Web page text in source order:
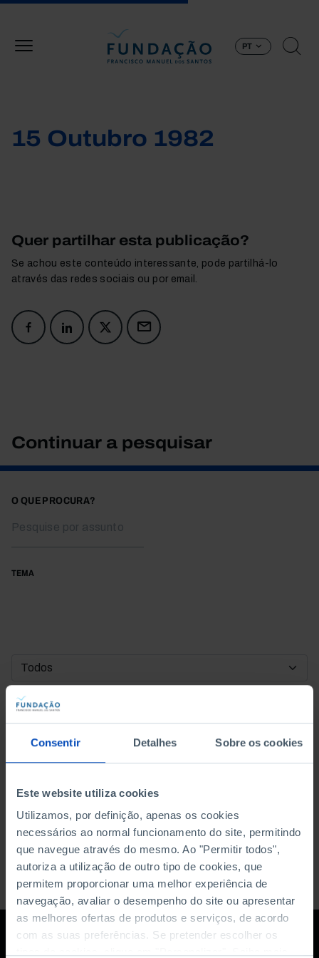
Consentir Detalhes Sobre os cookies
Este website utiliza cookies
Utilizamos, por definição, apenas os cookies
necessários ao normal funcionamento do site, permitindo
que navegue através do mesmo. Ao "Permitir todos",
autoriza a utilização de outro tipo de cookies, que
permitem proporcionar uma melhor experiência de
navegação, avaliar o desempenho do site ou apresentar
as melhores ofertas de produtos e serviços, de acordo
com as suas preferências. Se pretender escolher os
PT
15 Outubro 1982
Quer partilhar esta publicação?
Se achou este conteúdo interessante, pode partilhá-lo
através das redes sociais ou por email.
Continuar a pesquisar
O QUE PROCURA?
TEMA
DATA DE INÍCIO
DATA DE FIM